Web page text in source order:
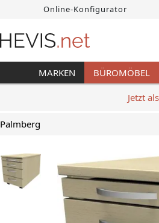
Online-Konfigurator
MARKEN BÜROMÖBEL
Jetzt
Palmberg